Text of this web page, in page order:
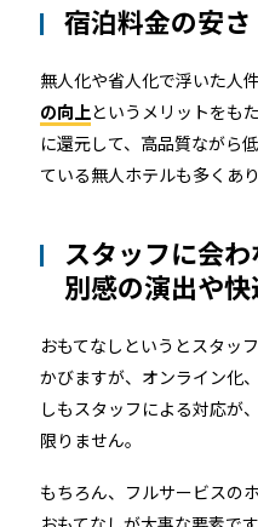
宿泊料金の安さ
無人化や省人化で浮いた人
の向上というメリットをも
に還元して、高品質ながら
ている無人ホテルも多くあり
スタッフに会
別感の演出や
おもてなしというとスタッ
かびますが、オンライン化
しもスタッフによる対応が
限りません。
もちろん、フルサービスの